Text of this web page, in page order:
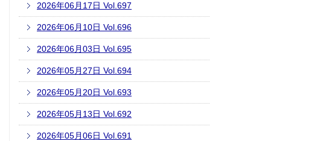
2026年06月17日 Vol.697
2026年06月10日 Vol.696
2026年06月03日 Vol.695
2026年05月27日 Vol.694
2026年05月20日 Vol.693
2026年05月13日 Vol.692
2026年05月06日 Vol.691